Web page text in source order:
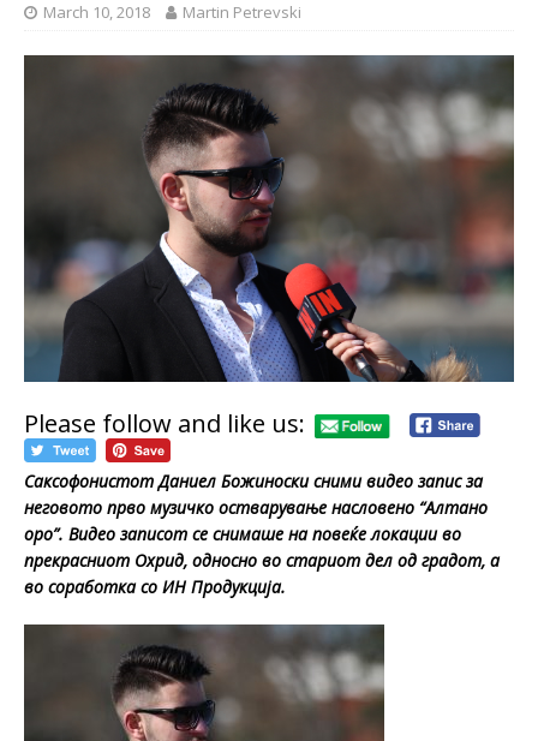
March 10, 2018 Martin Petrevski
Please follow and like us:
Саксофонистот Даниел Божиноски сними видео запис за
неговото прво музичко остварување насловено “Алтано
оро”. Видео записот се снимаше на повеќе локации во
прекрасниот Охрид, односно во стариот дел од градот, а
во соработка со ИН Продукција.